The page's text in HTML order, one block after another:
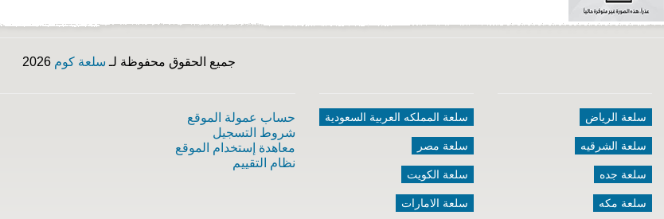
جميع الحقوق محفوظة لـ سلعة كوم
سلعة الرياض
سلعة الشرقيه
سلعة جده
سلعة مكه
سلعة المملكه العربية السعودية
سلعة مصر
سلعة الكويت
سلعة الامارات
حساب عمولة الموقع
شروط التسجيل
معاهدة إستخدام الموقع
نظام التقييم